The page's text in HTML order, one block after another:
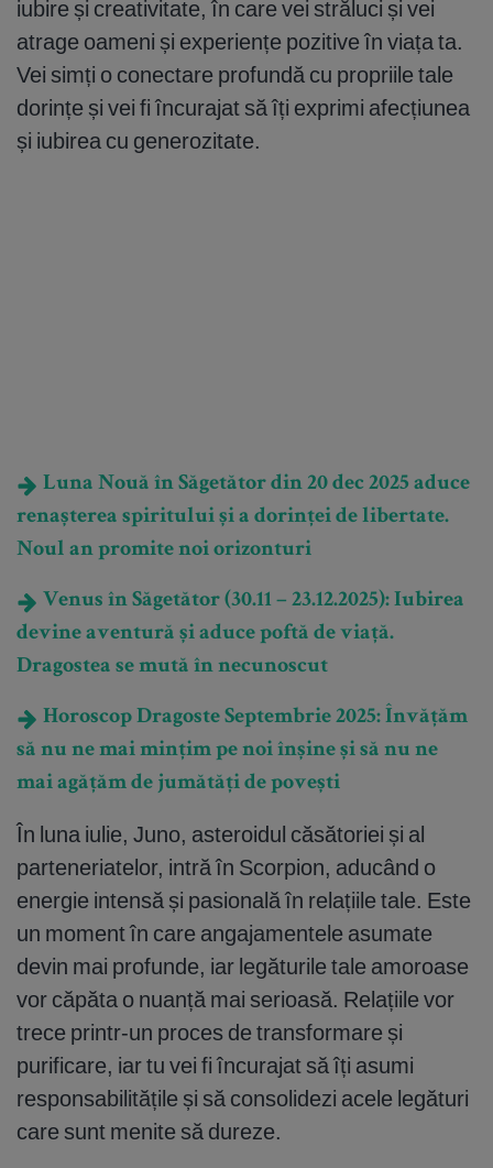
iubire și creativitate, în care vei străluci și vei
atrage oameni și experiențe pozitive în viața ta.
Vei simți o conectare profundă cu propriile tale
dorințe și vei fi încurajat să îți exprimi afecțiunea
și iubirea cu generozitate.
Luna Nouă în Săgetător din 20 dec 2025 aduce
renașterea spiritului și a dorinței de libertate.
Noul an promite noi orizonturi
Venus în Săgetător (30.11 – 23.12.2025): Iubirea
devine aventură și aduce poftă de viață.
Dragostea se mută în necunoscut
Horoscop Dragoste Septembrie 2025: Învățăm
să nu ne mai mințim pe noi înșine și să nu ne
mai agățăm de jumătăți de povești
În luna iulie, Juno, asteroidul căsătoriei și al
parteneriatelor, intră în Scorpion, aducând o
energie intensă și pasională în relațiile tale. Este
un moment în care angajamentele asumate
devin mai profunde, iar legăturile tale amoroase
vor căpăta o nuanță mai serioasă. Relațiile vor
trece printr-un proces de transformare și
purificare, iar tu vei fi încurajat să îți asumi
responsabilitățile și să consolidezi acele legături
care sunt menite să dureze.